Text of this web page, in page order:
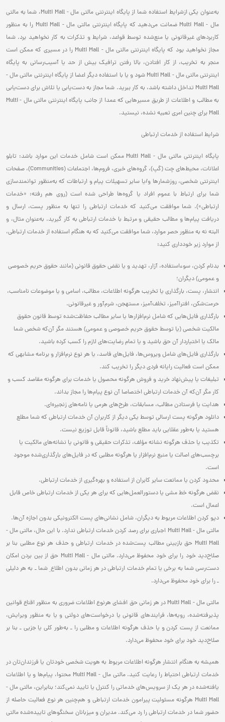
به‌عنوان یکی ازشرایط استفاده شما از پایگاه اینترنتی مالتی مال - Multi Mall، شما به مالتی
مال - Multi Mall ضمانت می‌دهید که پایگاه اینترنتی مالتی مال - Multi Mall را به منظور
کاربردهای غیرقانونی یا منع‌شده توسط قواعد، شرایط و تذکرات به کار نخواهید برد. شما
مجاز نخواهید بود که پایگاه اینترنتی مالتی مال - Multi Mall را در مسیری که ممکن است
منجر به تخریب، از کار افتادن، بالا رفتن ترافیک بیش از حد یا آسیب‌رسانی به پایگاه
اینترنتی مالتی مال - Multi Mall شود و یا با استفاده دیگر اعضا از پایگاه اینترنتی مالتی مال -
Multi Mall تداخل داشته باشد، به کار ببرید. شما مجاز به دست‌یابی یا تلاش برای دست‌یابی
به مطالب و اطلاعات از طریق مسیرهایی که عمدا از جانب پایگاه اینترنتی مالتی مال - Multi
Mall برای چنین امری تعبیه نشده، نیستید.
شرایط استفاده از خدمات ارتباطی
پایگاه اینترنتی مالتی مال - Multi Mall ممکن است شامل خدمات این موارد باشد: تابلو
اعلانات، محیط‌های چت (گپ)، گروه‌های خبری، فروم‌ها، اجتماعات (Communities)، صفحات
اینترنتی شخصی، روزشمارها و/یا سایر تسهیلات پیام و ارتباطات که به‌منظور توانمندسازی
شما برای ارتباط با عموم افراد یا گروه‌ها طراحی شده است (روی هم رفته: «خدمات
ارتباطی»). شما موافقت می‌کنید که خدمات ارتباطی را تنها به منظور پست، ارسال و
دریافت پیام‌ها و مطالب حقیقی و مرتبط با خدمات ارتباطی به کار گیرید. به‌عنوان مثال، و
البته نه به منظور حصر موارد، شما موافقت می‌کنید که به هنگام استفاده از خدمات ارتباطی،
از موارد زیر خودداری کنید:
بدنام کردن، سوء‌استفاده، آزار، تهدید و یا نقض حقوق قانونی (مانند حقوق حریم خصوصی
و عمومی) دیگران؛
انتشار، پست، بارگذاری یا تخریب هرگونه اطلاعات، مطالب، اسامی و یا موضوعات نامناسب،
حرمت‌شکن، افتراآمیز، تخلف‌آمیز، مستهجن، شرم‌آور و غیرقانونی.
بارگذاری فایل‌هایی که شامل نرم‌افزارها یا سایر مطالب حفاظت‌شده توسط قانون حقوق
مالکیت شخصی (یا توسط حقوق حریم خصوصی و عمومی) هستند مگر آن‌که شخص شما
مالک یا اختیاردار آن حق باشید و یا تمام رضایت‌های لازم را کسب کرده باشید.
بارگذاری فایل‌های شامل ویروس‌ها، فایل‌های فاسد، یا هر نوع نرم‌افزار و برنامه مشابهی که
ممکن است فعالیت رایانه فردی دیگر را تخریب کند.
تبلیغات یا پیش‌نهاد خرید و فروش هرگونه محصول یا خدمات برای هرگونه مقاصد کسب و
کار مگر آن‌که آن خدمات ارتباطی اختصاصا آن نوع پیام‌ها را مجاز بداند.
هدایت یا فرستادن مطالب، مسابقات، طرح‌های هرمی یا نامه‌های زنجیره‌ای.
دانلود هرگونه پست ارسالی توسط یکی دیگر از کاربران آن خدمات ارتباطی که شما مطلع
هستید یا به‌طور عقلایی باید مطلع باشید، قانوناً قابل توزیع نیست.
تکذیب یا حذف هرگونه نشانه مؤلف، تذکرات حقیقی و قانونی یا نشانه‌های مالکیت یا
برچسب‌های اصالت یا منبع نرم‌افزار یا هرگونه مطلبی که در فایل‌های بارگذاری‌شده موجود
است.
محدود کردن یا ممانعت سایر کابران از استفاده و بهره‌گیری از خدمات ارتباطی.
نقض هرگونه خط مشی یا دستورالعمل‌هایی که برای هر یکی از خدمات ارتباطی خاص قابل
اعمال است.
دپو کردن اطلاعات مربوط به دیگران، شامل نشانی‌های پست الکترونیکی بدون اجازه آن‌ها.
مالتی مال - Multi Mall اجباری برای رصد کردن خدمات ارتباطی ندارد. با این حال، مالتی مال -
Multi Mall حق بازبینی مطالب پست‌شده در خدمات ارتباطی و حذف هر نوع مطلبی بنا بر
صلاح‌دید خود را برای خود محفوظ می‌دارد. مالتی مال - Multi Mall حق از بین بردن امکان
دست‌رسی شما به برخی یا تمام خدمات ارتباطی در هر زمانی بدون اطلاع ِ شما ـ به هر دلیلی
ـ را برای خود محفوظ می‌دارد.
مالتی مال - Multi Mall در هر زمانی حق افشای هرنوع اطلاعات ضروری‌ به منظور اقناع قوانین
پذیرفته‌شده، رویه‌ها، فرایندهای قانونی یا درخواست‌های دولتی و یا به منظور ویرایش،
ممانعت از پست کردن و یا حذف هرگونه اطلاعات و مطلبی را ـ به‌طور کلی یا جزیی ـ بنا بر
صلاح‌دید خود برای خود محفوظ می‌دارد.
همیشه به هنگام انتشار هرگونه اطلاعات مربوط به هویت شخصی خودتان یا فرزندان‌تان در
خدمات ارتباطی احتیاط را رعایت کنید. مالتی مال - Multi Mall محتوا، پیام‌ها و یا اطلاعات
یافته‌شده در هر یک از سرویس‌های خدماتی را کنترل یا تایید نمی‌کند؛ بنابراین، مالتی مال -
Multi Mall هرگونه مسئولیت پیرامون خدمات ارتباطی و هم‌چنین هر نوع فعالیت حاصله از
حضور شما در خدمات ارتباطی را رد می‌کند. مدیران و میزبانان سخنگوهای تاییده‌شده مالتی